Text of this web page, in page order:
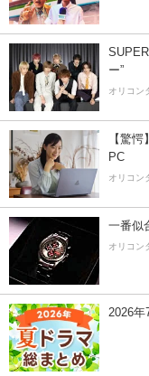
ー”
オリコン
【驚
PC
オリコン
一番似
オリコン
2026年